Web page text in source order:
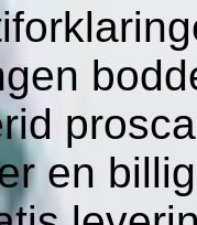
en